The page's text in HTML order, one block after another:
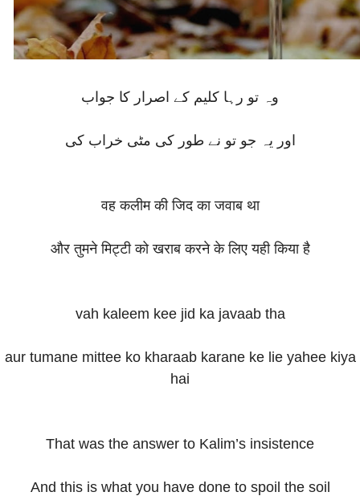
وہ تو رہا کلیم کے اصرار کا جواب
اور یہ جو تو نے طور کی مٹی خراب کی
वह कलीम की जिद का जवाब था
और तुमने मिट्टी को खराब करने के लिए यही किया है
vah kaleem kee jid ka javaab tha
aur tumane mittee ko kharaab karane ke lie yahee kiya
hai
That was the answer to Kalim’s insistence
And this is what you have done to spoil the soil